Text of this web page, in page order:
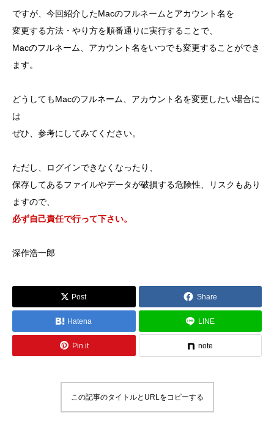
ですが、今回紹介したMacのフルネームとアカウント名を
変更する方法・やり方を順番通りに実行することで、
Macのフルネーム、アカウント名をいつでも変更することができ
ます。
どうしてもMacのフルネーム、アカウント名を変更したい場合に
は
ぜひ、参考にしてみてください。
ただし、ログインできなくなったり、
保存してあるファイルやデータが破損する危険性、リスクもあり
ますので、
必ず自己責任で行って下さい。
深作浩一郎
Post Share
Hatena LINE
Pin it note
この記事のタイトルとURLをコピーする